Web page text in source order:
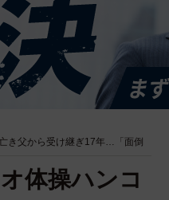
き父から受け継ぎ17年…「面倒
体操ハンコ